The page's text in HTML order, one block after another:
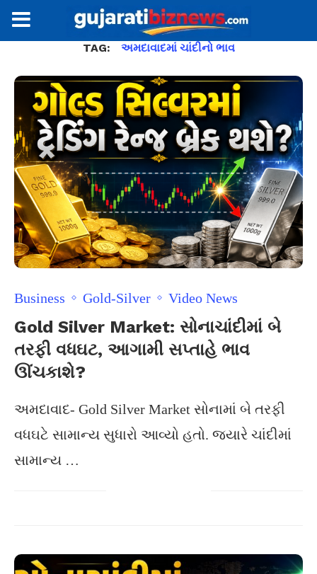
TAG: અમદાવાદમાં ચાંદીનો ભાવ
Business Gold-Silver Video News
Gold Silver Market: સોનાચાંદીમાં બે
તરફી વધઘટ, આગામી સપ્તાહે ભાવ
ઊંચકાશે?
અમદાવાદ- Gold Silver Market સોનામાં બે તરફી
વધઘટે સામાન્ય સુધારો આવ્યો હતો. જ્યારે ચાંદીમાં
સામાન્ય …